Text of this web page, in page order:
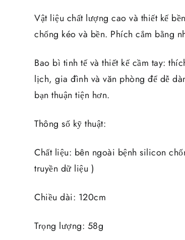
Vật liệu chất lượng cao và thiết kế
chống kéo và bền. Phích cắm bằng
Bao bì tinh tế và thiết kế cầm tay:
lịch, gia đình và văn phòng để dễ
bạn thuận tiện hơn.
Thông số kỹ thuật:
Chất liệu: bên ngoài bệnh silicon
truyền dữ liệu )
Chiều dài: 120cm
Trọng lượng: 58g